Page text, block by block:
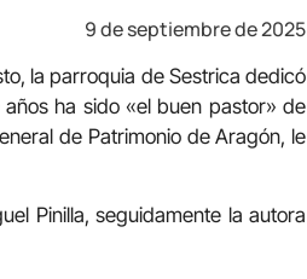
9 de septiembre de 2025
la parroquia de Sestrica dedicó
ha sido «el buen pastor» de
de Patrimonio de Aragón, le
Pinilla, seguidamente la autora